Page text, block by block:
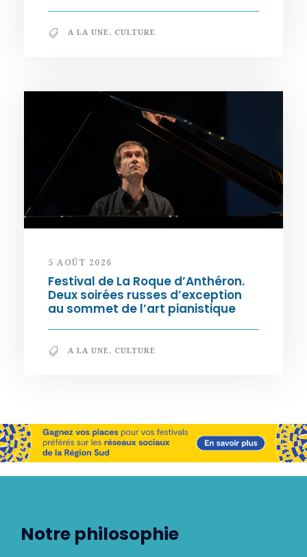
A LA UNE, CULTURE
5 AOÛT 2026
Festival de La Roque d’Anthéron.
Deux soirées russes d’exception
au sommet de l’art pianistique
A LA UNE, CULTURE
Notre philosophie